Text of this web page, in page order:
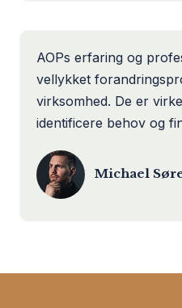
AOPs erfaring og
vellykket
virksomhed. De er
identificere behov og
Michael